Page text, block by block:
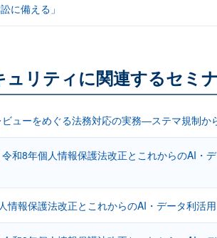
に備える」
リティに関連するセミ
ビューをめぐる法務対応の実務―ステマ規制
令和8年個人情報保護法改正とこれからのAI
情報保護法改正とこれからのAI・データ利